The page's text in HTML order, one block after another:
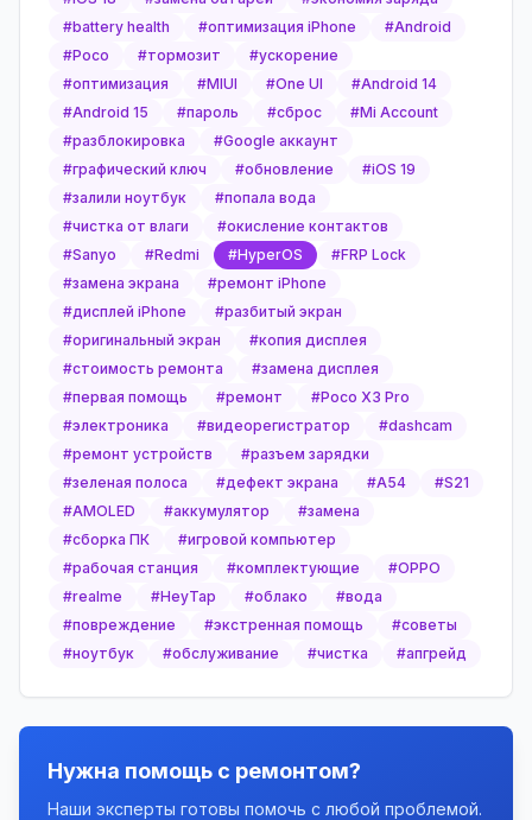
#battery health #оптимизация iPhone #Android
#Poco #тормозит #ускорение
#оптимизация #MIUI #One UI #Android 14
#Android 15 #пароль #сброс #Mi Account
#разблокировка #Google аккаунт
#графический ключ #обновление #iOS 19
#залили ноутбук #попала вода
#чистка от влаги #окисление контактов
#Sanyo #Redmi #HyperOS #FRP Lock
#замена экрана #ремонт iPhone
#дисплей iPhone #разбитый экран
#оригинальный экран #копия дисплея
#стоимость ремонта #замена дисплея
#первая помощь #ремонт #Poco X3 Pro
#электроника #видеорегистратор #dashcam
#ремонт устройств #разъем зарядки
#зеленая полоса #дефект экрана #A54 #S21
#AMOLED #аккумулятор #замена
#сборка ПК #игровой компьютер
#рабочая станция #комплектующие #OPPO
#realme #HeyTap #облако #вода
#повреждение #экстренная помощь #советы
#ноутбук #обслуживание #чистка #апгрейд
Нужна помощь с ремонтом?
Наши эксперты готовы помочь с любой проблемой.